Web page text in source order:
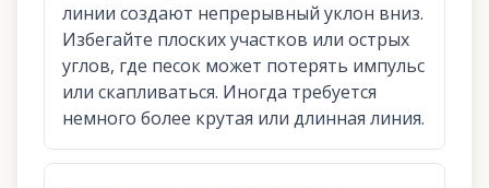
линии создают непрерывный уклон вниз.
Избегайте плоских участков или острых
углов, где песок может потерять импульс
или скапливаться. Иногда требуется
немного более крутая или длинная линия.